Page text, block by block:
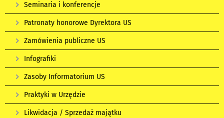
Seminaria i konferencje
Patronaty honorowe Dyrektora US
Zamówienia publiczne US
Infografiki
Zasoby Informatorium US
Praktyki w Urzędzie
Likwidacja / Sprzedaż majątku